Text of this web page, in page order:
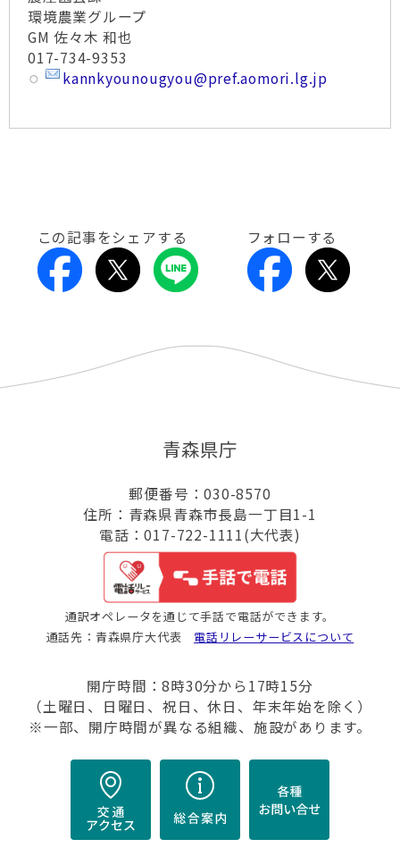
環境農業グループ
GM 佐々木 和也
017-734-9353
kannkyounougyou@pref.aomori.lg.jp
この記事をシェアする フォローする
青森県庁
郵便番号：030-8570
住所：青森県青森市長島一丁目1-1
電話：017-722-1111(大代表)
通訳オペレータを通じて手話で電話ができます。
通話先：青森県庁大代表 電話リレーサービスについて
開庁時間：8時30分から17時15分
（土曜日、日曜日、祝日、休日、年末年始を除く）
※一部、開庁時間が異なる組織、施設があります。